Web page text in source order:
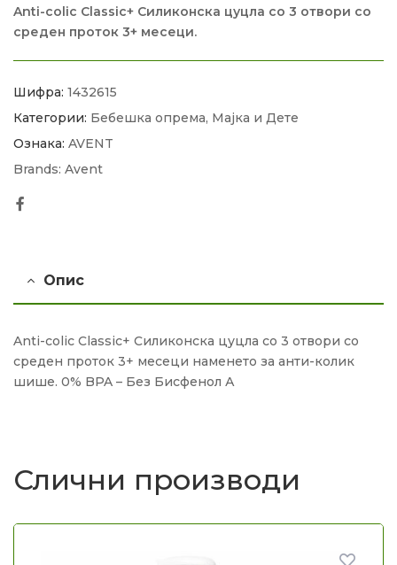
Anti-colic Classic+ Силиконска цуцла со 3 отвори со
среден проток 3+ месеци.
Шифра: 1432615
Категории: Бебешка опрема, Мајка и Дете
Ознака: AVENT
Brands: Avent
Опис
Anti-colic Classic+ Силиконска цуцла со 3 отвори со
среден проток 3+ месеци наменето за анти-колик
шише. 0% BPA – Без Бисфенол А
Слични производи